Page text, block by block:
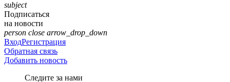
subject
Подписаться
на новости
person close arrow_drop_down
ВходРегистрация
Обратная связь
Добавить новость
Cледите за нами